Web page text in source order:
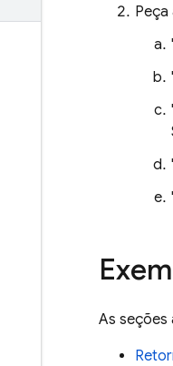
Peça
As seções